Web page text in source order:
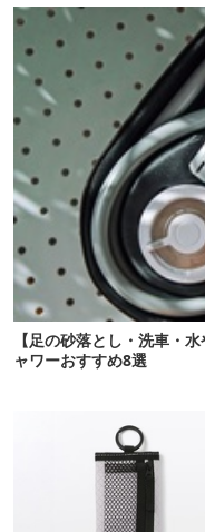
【足の砂落とし・洗車・
ャワーおすすめ8選